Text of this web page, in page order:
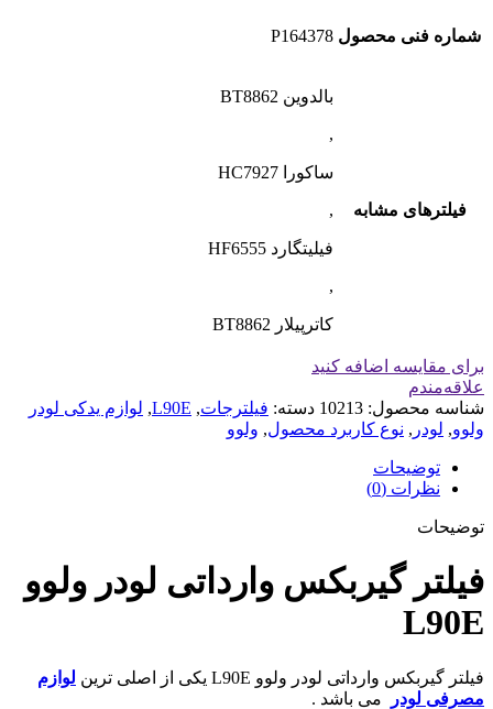
شماره فنی محصول P164378
فیلترهای مشابه
بالدوین BT8862
,
ساکورا HC7927
,
فیلیتگارد HF6555
,
کاترپیلار BT8862
برای مقایسه اضافه کنید
علاقه‌مندم
شناسه محصول: 10213 دسته: فیلترجات,
L90E
, لوازم یدکی لودر
ولوو, لودر , نوع کاربرد محصول, ولوو
توضیحات
نظرات (0)
توضیحات
فیلتر گیربکس وارداتی لودر ولوو
L90E
فیلتر گیربکس وارداتی لودر ولوو L90E یکی از اصلی ترین
لوازم
مصرفی لودر
می باشد .